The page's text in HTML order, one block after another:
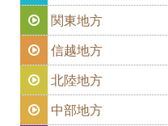
関東地方
信越地方
北陸地方
中部地方